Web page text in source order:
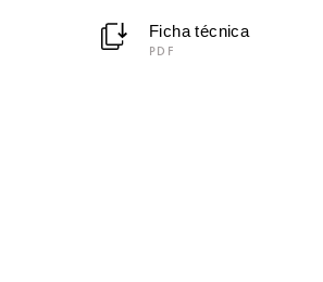
Ficha técnica
PDF